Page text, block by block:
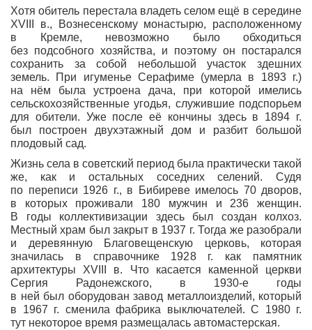
Хотя обитель перестала владеть селом ещё в середине
XVIII в., Вознесенскому монастырю, расположенному
в Кремле, невозможно было обходиться
без подсобного хозяйства, и поэтому он постарался
сохранить за собой небольшой участок здешних
земель. При игуменье Серафиме (умерла в 1893 г.)
на нём была устроена дача, при которой имелись
сельскохозяйственные угодья, служившие подспорьем
для обители. Уже после её кончины здесь в 1894 г.
был построен двухэтажный дом и разбит большой
плодовый сад.
Жизнь села в советский период была практически такой
же, как и остальных соседних селений. Судя
по переписи 1926 г., в Бибиреве имелось 70 дворов,
в которых проживали 180 мужчин и 236 женщин.
В годы коллективизации здесь был создан колхоз.
Местный храм был закрыт в 1937 г. Тогда же разобрали
и деревянную Благовещенскую церковь, которая
значилась в справочнике 1928 г. как памятник
архитектуры XVIII в. Что касается каменной церкви
Сергия Радонежского, в 1930-е годы
в ней был оборудован завод металлоизделий, который
в 1967 г. сменила фабрика выключателей. С 1980 г.
тут некоторое время размещалась автомастерская.